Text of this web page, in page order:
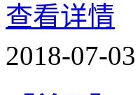
查看详情
2018-07-